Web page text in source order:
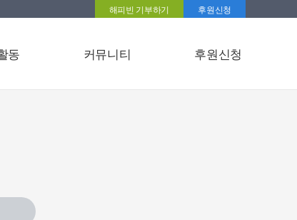
해피빈 기부하기 후원신청
동 커뮤니티 후원신청